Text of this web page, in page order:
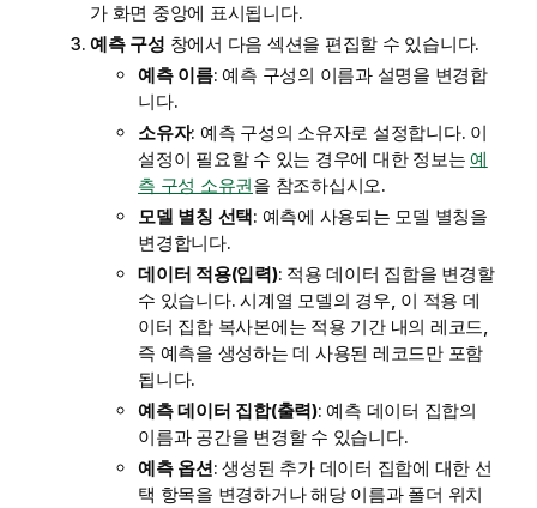
가 화면 중앙에 표시됩니다.
예측 구성 창에서 다음 섹션을 편집할 수 있습니다.
예측 이름: 예측 구성의 이름과 설명을 변경합
니다.
소유자: 예측 구성의 소유자로 설정합니다. 이
설정이 필요할 수 있는 경우에 대한 정보는 예
측 구성 소유권을 참조하십시오.
모델 별칭 선택: 예측에 사용되는 모델 별칭을
변경합니다.
데이터 적용(입력): 적용 데이터 집합을 변경할
수 있습니다. 시계열 모델의 경우, 이 적용 데
이터 집합 복사본에는 적용 기간 내의 레코드,
즉 예측을 생성하는 데 사용된 레코드만 포함
됩니다.
예측 데이터 집합(출력): 예측 데이터 집합의
이름과 공간을 변경할 수 있습니다.
예측 옵션: 생성된 추가 데이터 집합에 대한 선
택 항목을 변경하거나 해당 이름과 폴더 위치